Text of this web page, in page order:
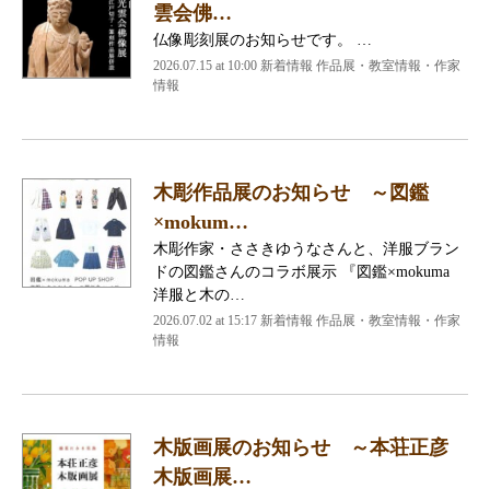
雲会佛…
仏像彫刻展のお知らせです。 …
2026.07.15 at 10:00 新着情報 作品展・教室情報・作家
情報
木彫作品展のお知らせ ～図鑑
×mokum…
木彫作家・ささきゆうなさんと、洋服ブラン
ドの図鑑さんのコラボ展示 『図鑑×mokuma
洋服と木の…
2026.07.02 at 15:17 新着情報 作品展・教室情報・作家
情報
木版画展のお知らせ ～本荘正彦
木版画展…